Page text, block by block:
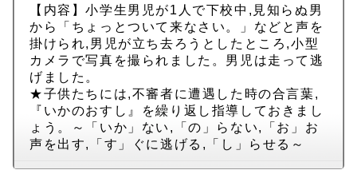
【内容】小学生男児が1人で下校中,見知らぬ男
から「ちょっとついて来なさい。」などと声を
掛けられ,男児が立ち去ろうとしたところ,小型
カメラで写真を撮られました。男児は走って逃
げました。
★子供たちには,不審者に遭遇した時の合言葉,
『いかのおすし』を繰り返し指導しておきまし
ょう。～「いか」ない,「の」らない,「お」お
声を出す,「す」ぐに逃げる,「し」らせる～